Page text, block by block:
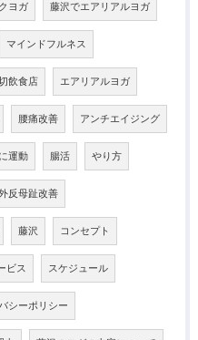
ヨガ 藤沢でエアリアルヨガ
マインドフルネス
飲食店 エアリアルヨガ
腰痛改善 アンチエイジング
運動 腸活 やり方
反母趾改善
藤沢 コンセプト
ビス スケジュール
シーポリシー